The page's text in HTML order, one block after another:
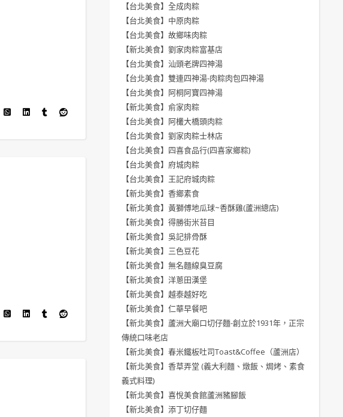
【台北美食】全成肉粽
【台北美食】中原肉粽
【台北美食】故鄉味肉粽
【新北美食】劉家肉粽富基店
【台北美食】汕頭老牌四神湯
【台北美食】雙連四神湯-肉粽肉包四神湯
【台北美食】阿桐阿寶四神湯
【新北美食】俞家肉粽
【台北美食】阿欉大橋頭肉粽
【台北美食】劉家肉粽士林店
【台北美食】四喜食品行(四喜家鄉粽)
【台北美食】府城肉粽
【台北美食】王記府城肉粽
【新北美食】香鄉素食
【新北美食】黃獅傅地瓜球~香酥雞(蘆洲總店)
【新北美食】得勝街米苔目
【新北美食】吳記排骨酥
【新北美食】三色豆花
【新北美食】無名麵線臭豆腐
【新北美食】洋蔥田漢堡
【新北美食】越泰越好吃
【新北美食】仁華早餐吧
【新北美食】蘆洲大廟口切仔麵-創立於1931年，正宗
傳統口味老店
【新北美食】春米鐵板吐司Toast&Coffee（蘆洲店）
【新北美食】香草弄堂 (義大利麵、燉飯、焗烤、素食
義式料理)
【新北美食】喜悅美食館蘆洲豬腳飯
【新北美食】添丁切仔麵